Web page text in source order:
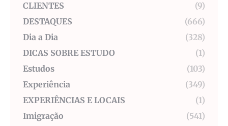
CLIENTES
(9)
DESTAQUES
(666)
Dia a Dia
(328)
DICAS SOBRE ESTUDO
(1)
Estudos
(103)
Experiência
(349)
EXPERIÊNCIAS E LOCAIS
(1)
Imigração
(541)